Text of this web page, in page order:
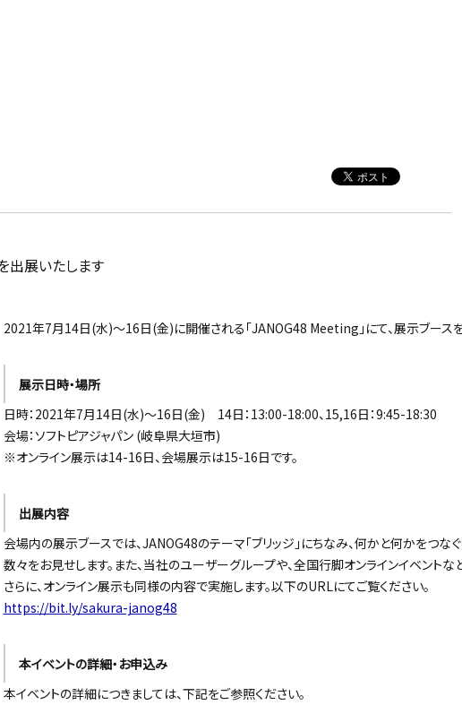
出展いたします
2021年7月14日(水)〜16日(金)に開催される「JANOG48 Meeting」にて、展示ブースを
展示日時・場所
日時：2021年7月14日(水)〜16日(金) 14日：13:00-18:00、15,16日：9:45-18:30
会場：ソフトピアジャパン (岐阜県大垣市)
※オンライン展示は14-16日、会場展示は15-16日です。
出展内容
会場内の展示ブースでは、JANOG48のテーマ「ブリッジ」にちなみ、何かと何かをつ
数々をお見せします。また、当社のユーザーグループや、全国行脚オンラインイベントな
さらに、オンライン展示も同様の内容で実施します。以下のURLにてご覧ください。
https://bit.ly/sakura-janog48
本イベントの詳細・お申込み
本イベントの詳細につきましては、下記をご参照ください。